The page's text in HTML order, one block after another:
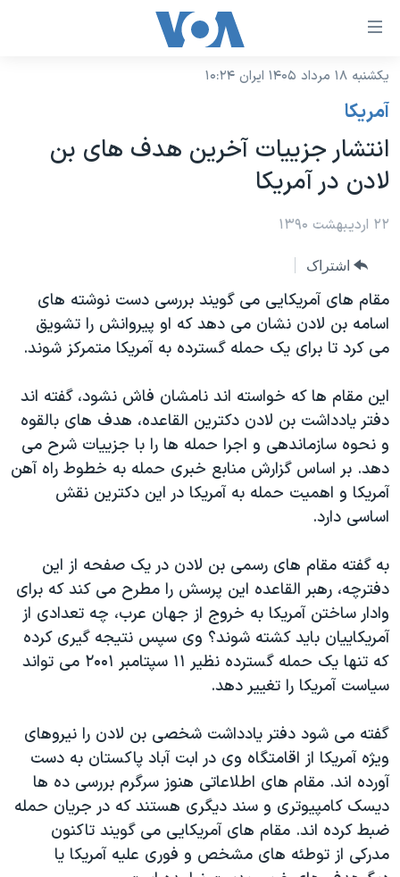
لینکهای
دسترسی
جهش
محتوای
اصلی
به
اصلی
جهش
به
جستجو
نسخه سبک وب‌سایت
موضوع ها
ایران
آمریکا
جهان
گزیده‌ها
ویژه برنامه‌ها
فرهنگ و زندگی
حقوق شهروندی
اقتصادی
علم و فناوری
گالری عکس
آرشیو پخش زنده
برنامه های تلویزیونی
جدول برنامه ها
صفحه‌های ویژه
عملیات خشم حماسی
۲۵۰سالگی آمریکا
مستندها
انتخابات ریاست جمهوری آمریکا ۲۰۲۴
حمله جمهوری اسلامی به اسرائیل
رمز مهسا
اعتراضات زن، زندگی، آزادی
مجموعه مستندهای دادخواهی
تریبونال مردمی آبان ۹۸
دادگاه حمید نوری
قانون شفافیت دارائی کادر رهبری ایران
اعتراضات مردمی آبان ۹۸
اسرائیل در جنگ
نرگس محمدی برنده جایزه نوبل صلح
همایش محافظه‌کاران آمریکا «سی‌پک»
فرکانس‌های صدای آمریکا
پخش رادیویی
دنبال کنید
یکشنبه ۱۸ مرداد ۱۴۰۵ ایران ۱۰:۲۴
آمريکا
انتشار جزییات آخرین هدف های بن
لادن در آمریکا
۲۲ اردیبهشت ۱۳۹۰
اشتراک
مقام های آمریکایی می گویند بررسی دست نوشته های
اسامه بن لادن نشان می دهد که او پیروانش را تشویق
می کرد تا برای یک حمله گسترده به آمریکا متمرکز شوند.
این مقام ها که خواسته اند نامشان فاش نشود، گفته اند
دفتر یادداشت بن لادن دکترین القاعده، هدف های بالقوه
و نحوه سازماندهی و اجرا حمله ها را با جزییات شرح می
دهد. بر اساس گزارش منابع خبری حمله به خطوط راه آهن
آمریکا و اهمیت حمله به آمریکا در این دکترین نقش
اساسی دارد.
به گفته مقام های رسمی بن لادن در یک صفحه از این
دفترچه، رهبر القاعده این پرسش را مطرح می کند که برای
وادار ساختن آمریکا به خروج از جهان عرب، چه تعدادی از
آمریکاییان باید کشته شوند؟ وی سپس نتیجه گیری کرده
که تنها یک حمله گسترده نظیر ۱۱ سپتامبر ۲۰۰۱ می تواند
سیاست آمریکا را تغییر دهد.
گفته می شود دفتر یادداشت شخصی بن لادن را نیروهای
ویژه آمریکا از اقامتگاه وی در ابت آباد پاکستان به دست
آورده اند. مقام های اطلاعاتی هنوز سرگرم بررسی ده ها
دیسک کامپیوتری و سند دیگری هستند که در جریان حمله
ضبط کرده اند. مقام های آمریکایی می گویند تاکنون
مدرکی از توطئه های مشخص و فوری علیه آمریکا یا